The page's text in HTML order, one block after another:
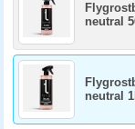
neutral
neutral